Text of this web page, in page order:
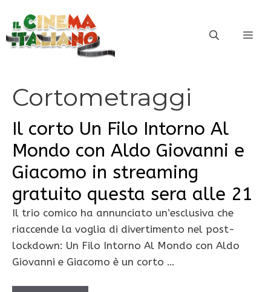
contenuto
Cortometraggi
Il corto Un Filo Intorno Al
Mondo con Aldo Giovanni e
Giacomo in streaming
gratuito questa sera alle 21
Il trio comico ha annunciato un’esclusiva che
riaccende la voglia di divertimento nel post-
lockdown: Un Filo Intorno Al Mondo con Aldo
Giovanni e Giacomo è un corto …